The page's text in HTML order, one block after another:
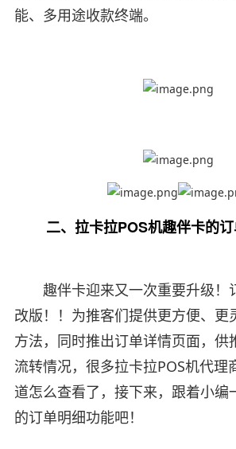
能、多用途收款终端。
二、拉卡拉POS机趣伴卡的订
趣伴卡迎来又一次重要升级！
改版！！为推客们提供更方便、更
方法，同时推出订单详情页面，供
流转情况，很多拉卡拉POS机代理
道怎么查看了，接下来，跟着小编
的订单明细功能吧！